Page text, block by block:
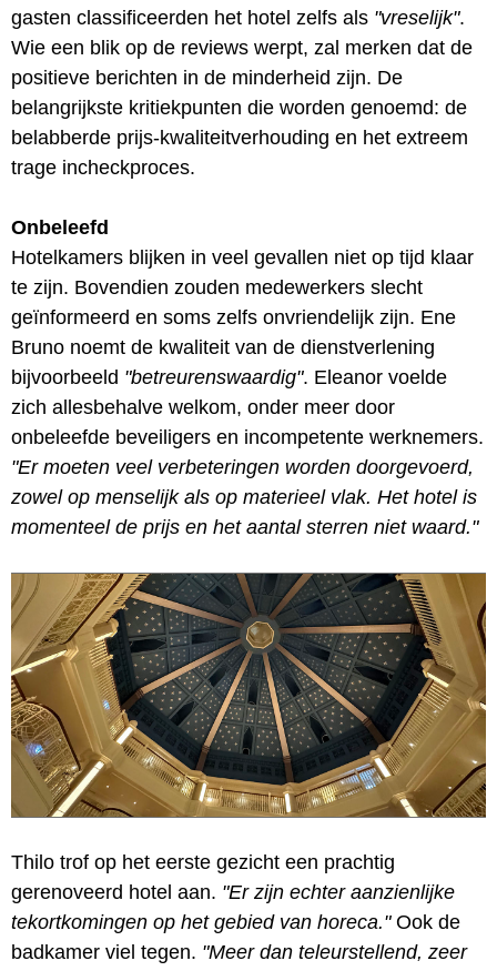
gasten classificeerden het hotel zelfs als "vreselijk".
Wie een blik op de reviews werpt, zal merken dat de
positieve berichten in de minderheid zijn. De
belangrijkste kritiekpunten die worden genoemd: de
belabberde prijs-kwaliteitverhouding en het extreem
trage incheckproces.
Onbeleefd
Hotelkamers blijken in veel gevallen niet op tijd klaar
te zijn. Bovendien zouden medewerkers slecht
geïnformeerd en soms zelfs onvriendelijk zijn. Ene
Bruno noemt de kwaliteit van de dienstverlening
bijvoorbeeld "betreurenswaardig". Eleanor voelde
zich allesbehalve welkom, onder meer door
onbeleefde beveiligers en incompetente werknemers.
"Er moeten veel verbeteringen worden doorgevoerd,
zowel op menselijk als op materieel vlak. Het hotel is
momenteel de prijs en het aantal sterren niet waard."
Thilo trof op het eerste gezicht een prachtig
gerenoveerd hotel aan. "Er zijn echter aanzienlijke
tekortkomingen op het gebied van horeca."Ook de
badkamer viel tegen. "Meer dan teleurstellend, zeer